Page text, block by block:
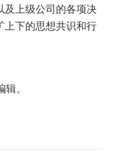
及上级公司的各项决
上下的思想共识和行
。